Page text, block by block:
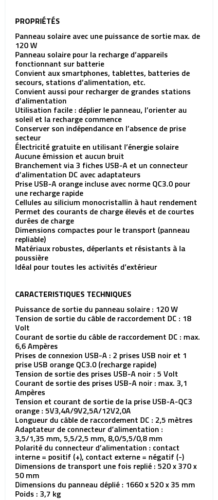
PROPRIÉTÉS
Panneau solaire avec une puissance de sortie max. de
120 W
Panneau solaire pour la recharge d’appareils
fonctionnant sur batterie
Convient aux smartphones, tablettes, batteries de
secours, stations d’alimentation, etc.
Convient aussi pour recharger de grandes stations
d’alimentation
Utilisation facile : déplier le panneau, l’orienter au
soleil et la recharge commence
Conserver son indépendance en l’absence de prise
secteur
Électricité gratuite en utilisant l’énergie solaire
Aucune émission et aucun bruit
Branchement via 3 fiches USB-A et un connecteur
d’alimentation DC avec adaptateurs
Prise USB-A orange incluse avec norme QC3.0 pour
une recharge rapide
Cellules au silicium monocristallin à haut rendement
Permet des courants de charge élevés et de courtes
durées de charge
Dimensions compactes pour le transport (panneau
repliable)
Matériaux robustes, déperlants et résistants à la
poussière
Idéal pour toutes les activités d’extérieur
CARACTERISTIQUES TECHNIQUES
Puissance de sortie du panneau solaire : 120 W
Tension de sortie du câble de raccordement DC : 18
Volt
Courant de sortie du câble de raccordement DC : max.
6,6 Ampères
Prises de connexion USB-A : 2 prises USB noir et 1
prise USB orange QC3.0 (recharge rapide)
Tension de sortie des prises USB-A noir : 5 Volt
Courant de sortie des prises USB-A noir : max. 3,1
Ampères
Tension et courant de sortie de la prise USB-A-QC3
orange : 5V3,4A/9V2,5A/12V2,0A
Longueur du câble de raccordement DC : 2,5 mètres
Adaptateur de connecteur d’alimentation :
3,5/1,35 mm, 5,5/2,5 mm, 8,0/5,5/0,8 mm
Polarité du connecteur d’alimentation : contact
interne = positif (+), contact externe = négatif (-)
Dimensions de transport une fois replié : 520 x 370 x
50 mm
Dimensions du panneau déplié : 1660 x 520 x 35 mm
Poids : 3,7 kg